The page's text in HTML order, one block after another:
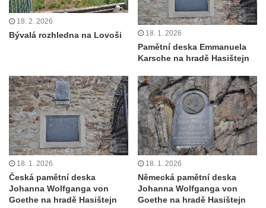
18. 2. 2026
Bývalá rozhledna na Lovoši 18. 1. 2026
Pamětní deska Emmanuela
Karsche na hradě Hasištejn
18. 1. 2026
Česká pamětní deska
Johanna Wolfganga von
Goethe na hradě Hasištejn
18. 1. 2026
Německá pamětní deska
Johanna Wolfganga von
Goethe na hradě Hasištejn